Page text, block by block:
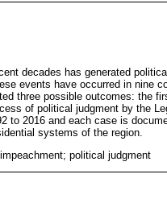
decades has generated
events have occurred in nine
three possible outcomes: the
of political judgment by the
to 2016 and each case is
systems of the region.
political judgment